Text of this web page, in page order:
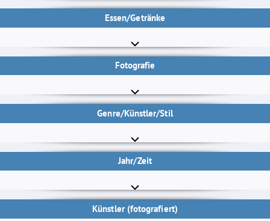
Essen/Getränke
Fotografie
Genre/Künstler/Stil
Jahr/Zeit
Künstler (fotografiert)